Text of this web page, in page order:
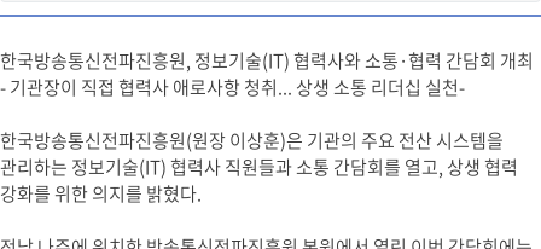
한국방송통신전파진흥원, 정보기술(IT) 협력사와 소통·협력 간담회 개최
- 기관장이 직접 협력사 애로사항 청취... 상생 소통 리더십 실천-
한국방송통신전파진흥원(원장 이상훈)은 기관의 주요 전산 시스템을
관리하는 정보기술(IT) 협력사 직원들과 소통 간담회를 열고, 상생 협력
강화를 위한 의지를 밝혔다.